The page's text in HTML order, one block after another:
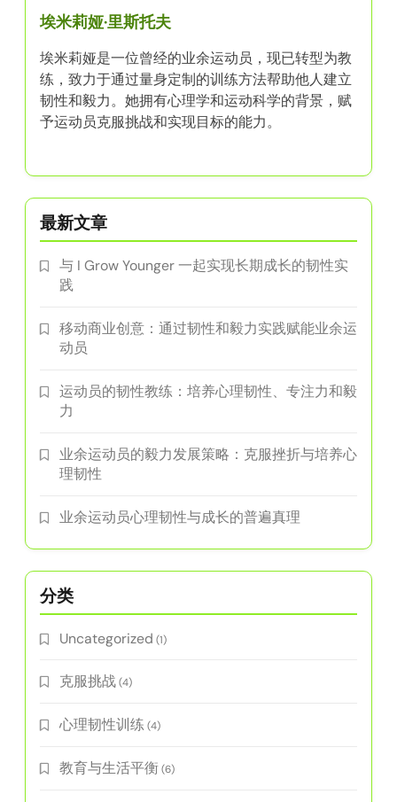
埃米莉娅·里斯托夫
埃米莉娅是一位曾经的业余运动员，现已转型为教
练，致力于通过量身定制的训练方法帮助他人建立
韧性和毅力。她拥有心理学和运动科学的背景，赋
予运动员克服挑战和实现目标的能力。
最新文章
与 I Grow Younger 一起实现长期成长的韧性实
践
移动商业创意：通过韧性和毅力实践赋能业余运
动员
运动员的韧性教练：培养心理韧性、专注力和毅
力
业余运动员的毅力发展策略：克服挫折与培养心
理韧性
业余运动员心理韧性与成长的普遍真理
分类
Uncategorized (1)
克服挑战(4)
心理韧性训练 (4)
教育与生活平衡(6)